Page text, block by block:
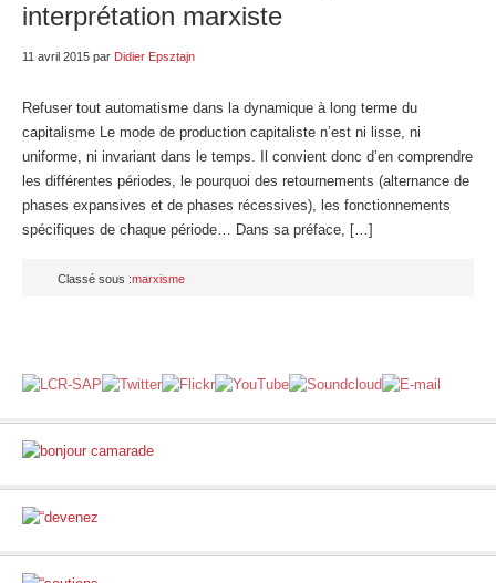
interprétation marxiste
11 avril 2015 par Didier Epsztajn
Refuser tout automatisme dans la dynamique à long terme du
capitalisme Le mode de production capitaliste n’est ni lisse, ni
uniforme, ni invariant dans le temps. Il convient donc d’en comprendre
les différentes périodes, le pourquoi des retournements (alternance de
phases expansives et de phases récessives), les fonctionnements
spécifiques de chaque période… Dans sa préface, […]
Classé sous :marxisme